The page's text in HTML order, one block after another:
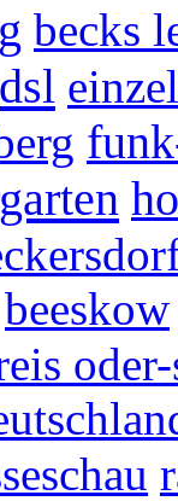
becks
dsl
beeskow
oder-